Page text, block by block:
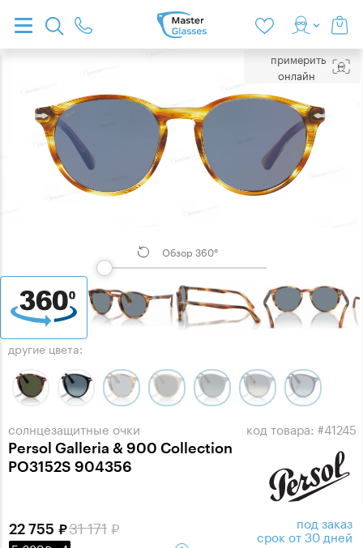
примерить
онлайн
Обзор 360°
солнцезащитные очки
Persol Galleria & 900 Collection
PO3152S 904356
код товара: #41245
другие цвета:
31 171
22 755 под заказ
срок от 30 дней